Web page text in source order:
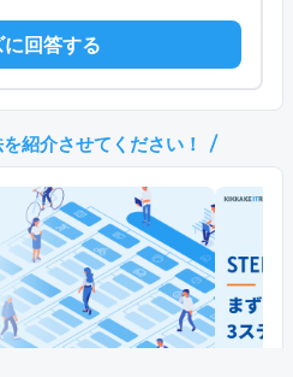
回答する
紹介させてください！